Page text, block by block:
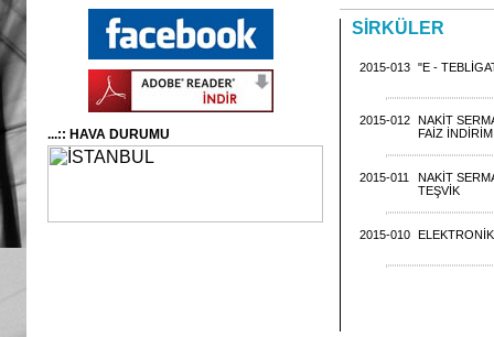
...:: HAVA DURUMU
SİRKÜLER
2015-013 "E -
2015-012
NAKİT
FAİZ
2015-011
NAKİT
TEŞVİK
2015-010